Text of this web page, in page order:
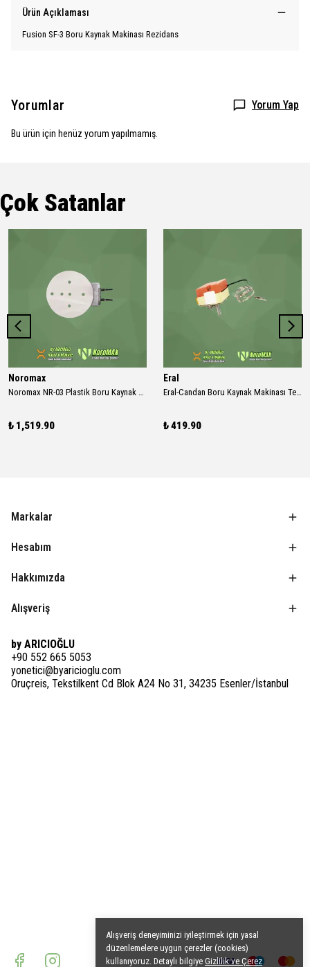
Alışveriş deneyiminizi iyileştirmek için yasal
düzenlemelere uygun çerezler (cookies)
kullanıyoruz. Detaylı bilgiye Gizlilik ve Çerez
Ürün Açıklaması
Fusion SF-3 Boru Kaynak Makinası Rezidans
Yorumlar Yorum Yap
Bu ürün için henüz yorum yapılmamış.
Çok Satanlar
Noromax
Noromax NR-03 Plastik Boru Kaynak Makinası 2000w Rezidans
₺ 1,519.90
Eral
Eral-Candan Boru Kaynak Makinası Termostat
₺ 419.90
Markalar
Hesabım
Hakkımızda
Alışveriş
by ARICIOĞLU
+90 552 665 5053
yonetici@byaricioglu.com
Oruçreis, Tekstilkent Cd Blok A24 No 31, 34235 Esenler/İstanbul